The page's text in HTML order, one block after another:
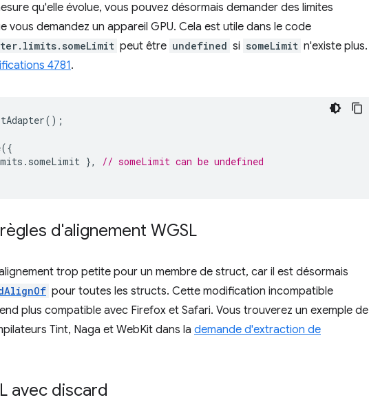
qu'elle évolue, vous pouvez désormais demander des limites
vous demandez un appareil GPU. Cela est utile dans le code
peut être undefined si someLimit n'existe plus.
4781.
();
({
. someLimit },
// someLimit can be undefined
d'alignement WGSL
trop petite pour un membre de struct, car il est désormais
pour toutes les structs. Cette modification incompatible
plus compatible avec Firefox et Safari. Vous trouverez un exemple de
Tint, Naga et WebKit dans la demande d'extraction de
avec discard